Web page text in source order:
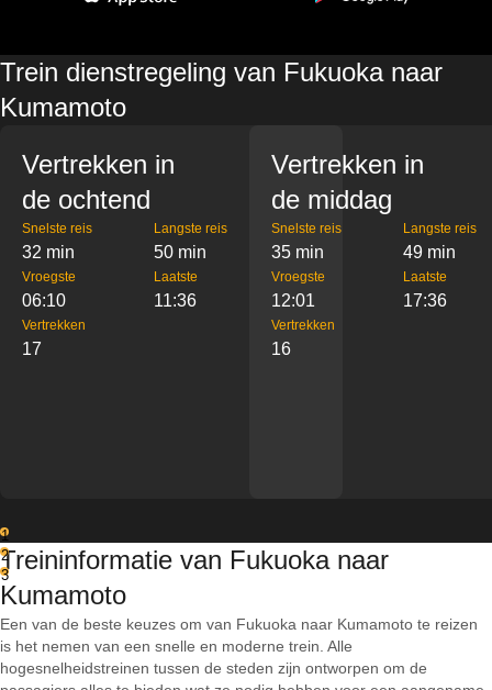
Trein dienstregeling van Fukuoka naar
Kumamoto
Vertrekken in
de ochtend
Snelste reis
32 min
Langste reis
50 min
Vroegste
06:10
Laatste
11:36
Vertrekken
17
Vertrekken in
de middag
Snelste reis
35 min
Langste reis
49 min
Vroegste
12:01
Laatste
17:36
Vertrekken
16
1
2
3
Treininformatie van Fukuoka naar
Kumamoto
Een van de beste keuzes om van Fukuoka naar Kumamoto te reizen
is het nemen van een snelle en moderne trein. Alle
hogesnelheidstreinen tussen de steden zijn ontworpen om de